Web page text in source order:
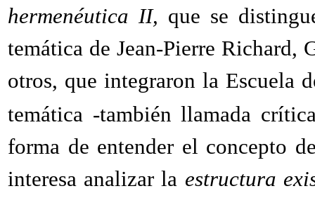
hermenéutica II, que se
temática de Jean-Pierre Richard,
otros, que integraron la Escuela
temática -también llamada
forma de entender el concepto
interesa analizar la estructura